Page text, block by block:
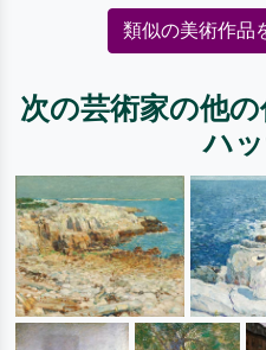
類似の美術作品
次の芸術家の他
ハ